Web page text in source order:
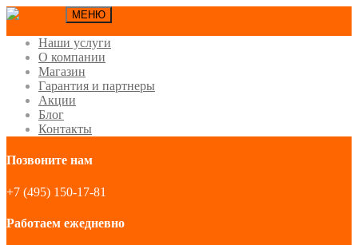
МЕНЮ
Наши услуги
О компании
Магазин
Гарантия и партнеры
Акции
Блог
Контакты
Позвоните нам
+7 (495) 150-17-81
Работаем ежедневно